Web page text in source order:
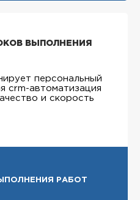
ВЫПОЛНЕНИЯ
персональный
crm-автоматизация
и скорость
РАБОТ